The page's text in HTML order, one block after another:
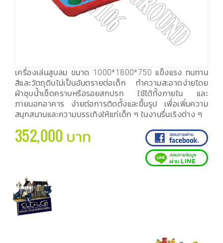
เครื่องเล่นสูบลม ขนาด 1000*1800*750 แข็งแรง ทนทาน
สีและวัตถุดิบไม่เป็นอันตรายต่อเด็ก ทำความสะอาดง่ายโดย
ผ้าชุบน้ำเช็ดคราบหรือรอยสกปรก ใช้ได้ทั้งภายใน และ
ภายนอกอาคาร ง่ายต่อการติดตั้งและขึ้นรูป เพื่อเพิ่มความ
สนุกสนานและความบรรเทิงให้แก่เด็ก ๆ ในงานรื่นเริงต่าง ๆ
352,000 บาท